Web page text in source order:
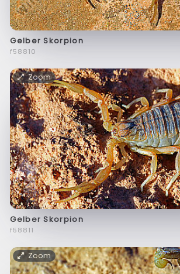
Gelber Skorpion
f58810
Zoom
Gelber Skorpion
f58811
Zoom